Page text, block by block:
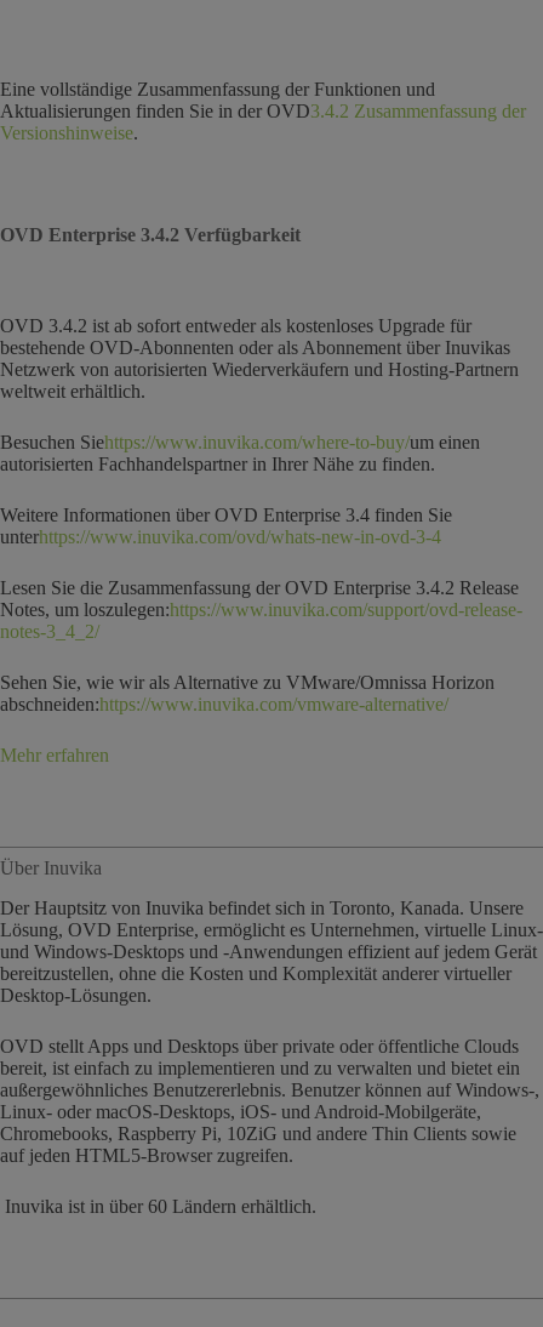
Eine vollständige Zusammenfassung der Funktionen und
Aktualisierungen finden Sie in der OVD3.4.2 Zusammenfassung der
Versionshinweise.
OVD Enterprise 3.4.2 Verfügbarkeit
OVD 3.4.2 ist ab sofort entweder als kostenloses Upgrade für
bestehende OVD-Abonnenten oder als Abonnement über Inuvikas
Netzwerk von autorisierten Wiederverkäufern und Hosting-Partnern
weltweit erhältlich.
Besuchen Siehttps://www.inuvika.com/where-to-buy/um einen
autorisierten Fachhandelspartner in Ihrer Nähe zu finden.
Weitere Informationen über OVD Enterprise 3.4 finden Sie
unterhttps://www.inuvika.com/ovd/whats-new-in-ovd-3-4
Lesen Sie die Zusammenfassung der OVD Enterprise 3.4.2 Release
Notes, um loszulegen:https://www.inuvika.com/support/ovd-release-
notes-3_4_2/
Sehen Sie, wie wir als Alternative zu VMware/Omnissa Horizon
abschneiden:https://www.inuvika.com/vmware-alternative/
Mehr erfahren
Über Inuvika
Der Hauptsitz von Inuvika befindet sich in Toronto, Kanada. Unsere
Lösung, OVD Enterprise, ermöglicht es Unternehmen, virtuelle Linux-
und Windows-Desktops und -Anwendungen effizient auf jedem Gerät
bereitzustellen, ohne die Kosten und Komplexität anderer virtueller
Desktop-Lösungen.
OVD stellt Apps und Desktops über private oder öffentliche Clouds
bereit, ist einfach zu implementieren und zu verwalten und bietet ein
außergewöhnliches Benutzererlebnis. Benutzer können auf Windows-,
Linux- oder macOS-Desktops, iOS- und Android-Mobilgeräte,
Chromebooks, Raspberry Pi, 10ZiG und andere Thin Clients sowie
auf jeden HTML5-Browser zugreifen.
Inuvika ist in über 60 Ländern erhältlich.